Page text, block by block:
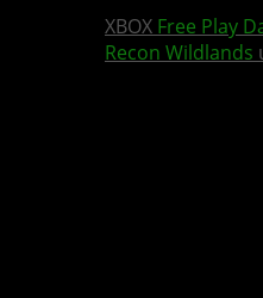
XBOX Free Play
Recon Wildlands